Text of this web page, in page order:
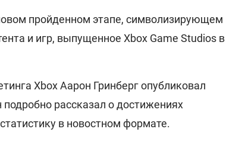
пройденном этапе, символизирующем
и игр, выпущенное Xbox Game Studios в
Xbox Аарон Гринберг опубликовал
рассказал о достижениях
в новостном формате.